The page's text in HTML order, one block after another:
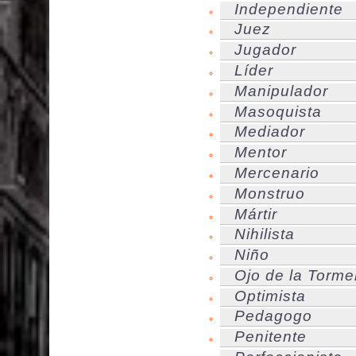
Independiente
Juez
Jugador
Líder
Manipulador
Masoquista
Mediador
Mentor
Mercenario
Monstruo
Mártir
Nihilista
Niño
Ojo de la
Optimista
Pedagogo
Penitente